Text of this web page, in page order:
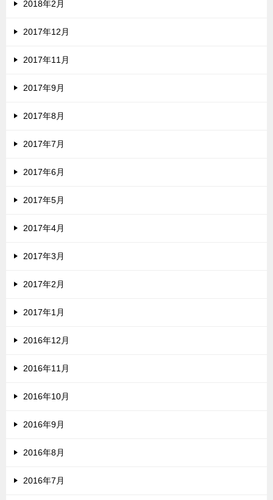
2018年2月
2017年12月
2017年11月
2017年9月
2017年8月
2017年7月
2017年6月
2017年5月
2017年4月
2017年3月
2017年2月
2017年1月
2016年12月
2016年11月
2016年10月
2016年9月
2016年8月
2016年7月